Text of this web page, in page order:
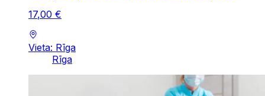
17,00 €
Vieta: Rīga
Rīga